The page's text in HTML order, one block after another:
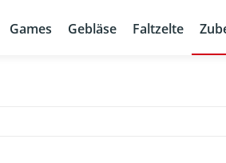
Games Gebläse Faltzelte